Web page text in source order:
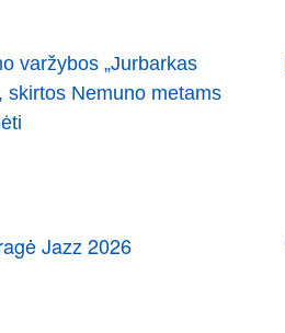
varžybos „Jurbarkas
skirtos Nemuno metams